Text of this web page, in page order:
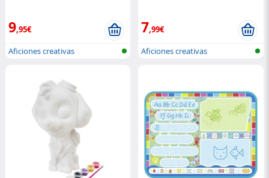
9,95€
Aficiones creativas
7,99€
Aficiones creativas